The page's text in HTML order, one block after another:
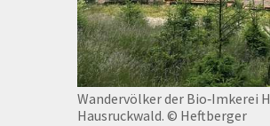
Wandervölker der Bio‑Imkerei
Hausruckwald. © Heftberger